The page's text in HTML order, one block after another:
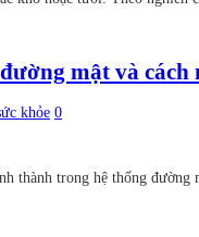
mật và cách
khỏe 0
thành trong hệ thống đường